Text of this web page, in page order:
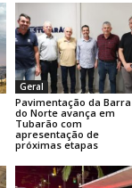
Geral
Pavimentação da Barra
do Norte avança em
Tubarão com
apresentação de
próximas etapas